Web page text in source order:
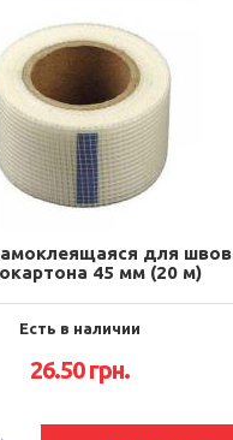
для швов
45 мм (20 м)
Есть в наличии
26.50грн.